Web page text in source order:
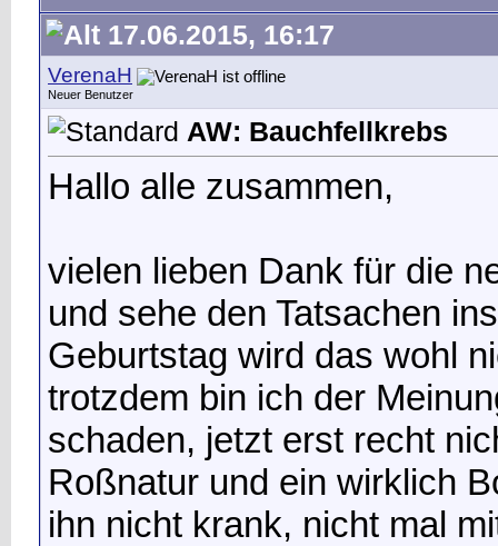
17.06.2015, 16:17
VerenaH
Neuer Benutzer
AW: Bauchfellkrebs
Hallo alle zusammen,
vielen lieben Dank für die
und sehe den Tatsachen
Geburtstag wird das wohl
trotzdem bin ich der
schaden, jetzt erst recht
Roßnatur und ein wirklich
ihn nicht krank, nicht mal